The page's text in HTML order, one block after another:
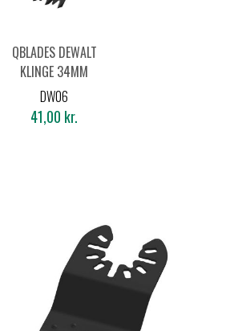
QBLADES DEWALT
KLINGE 34MM
TRÆ/PLAST/GIPS
JAPANER
DW06
41,00 kr.